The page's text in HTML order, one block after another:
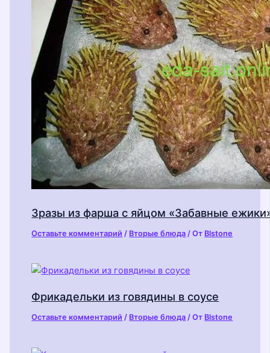
Зразы из фарша с яйцом «Забавные
Оставьте комментарий / Вторые блюда / От Blstone
Фрикадельки из говядины в соусе
Оставьте комментарий / Вторые блюда / От Blstone